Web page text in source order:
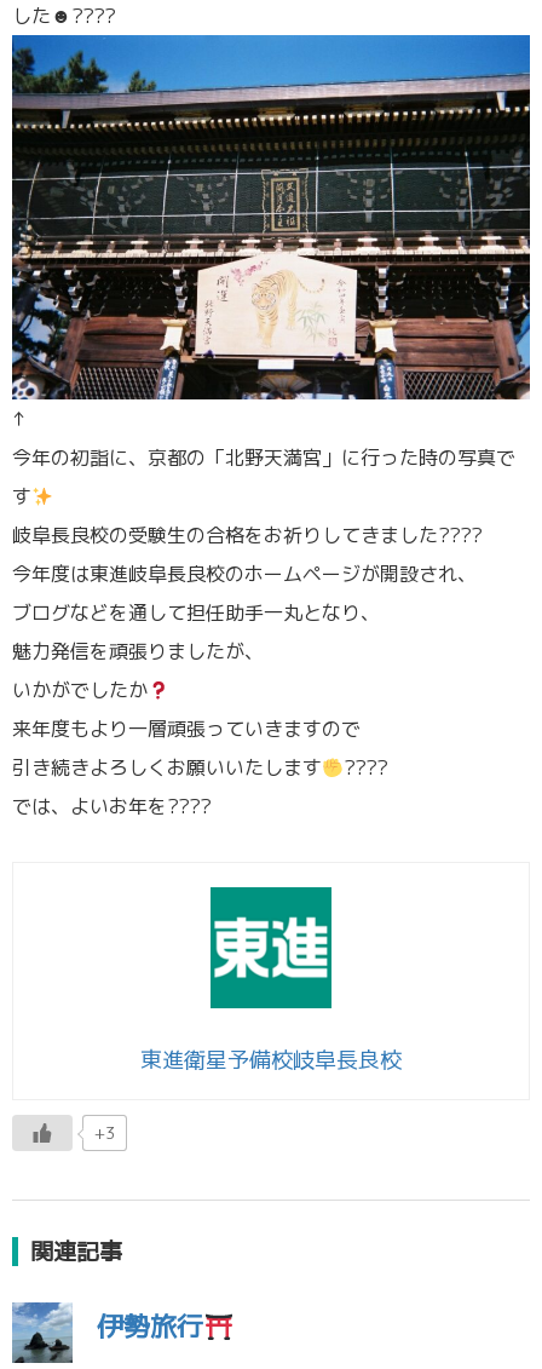
した☻????
↑
今年の初詣に、京都の「北野天満宮」に行った時の写真で
す
岐阜長良校の受験生の合格をお祈りしてきました????
今年度は東進岐阜長良校のホームページが開設され、
ブログなどを通して担任助手一丸となり、
魅力発信を頑張りましたが、
いかがでしたか
来年度もより一層頑張っていきますので
引き続きよろしくお願いいたします
????
では、よいお年を????
東進衛星予備校岐阜長良校
+3
関連記事
伊勢旅行